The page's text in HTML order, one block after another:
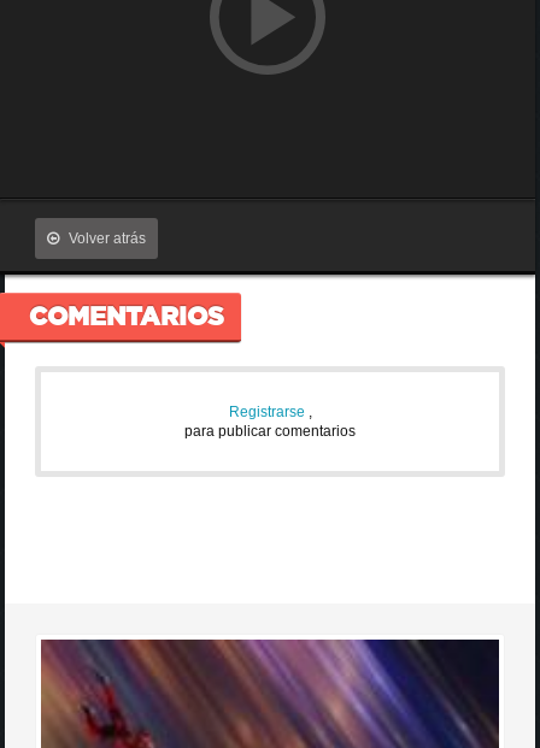
Volver atrás
COMENTARIOS
Registrarse ,
para publicar comentarios